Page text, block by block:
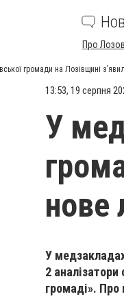
Про
громади на Лозівщині
13:53, 19 серпня
У
нове
У
2
громаді». Про